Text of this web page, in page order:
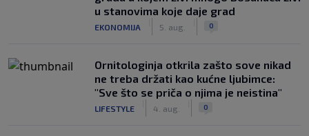
u stanovima koje daje grad
EKONOMIJA 5. aug. 0
Ornitologinja otkrila zašto sove nikad
ne treba držati kao kućne ljubimce:
"Sve što se priča o njima je neistina"
LIFESTYLE 4. aug. 0